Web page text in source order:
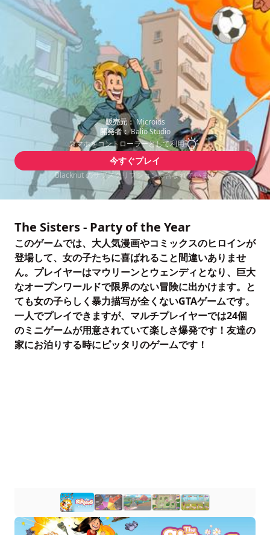
販売元：Microids
開発者：Balio Studio
スマホをコントローラーとして利用
今すぐプレイ
Blacknut のサブスクリプションに含まれています
The Sisters - Party of the Year
このゲームでは、大人気漫画やコミックスのヒロインが
登場して、女の子たちに喜ばれること間違いありませ
ん。プレイヤーはマウリーンとウェンディとなり、巨大
なオープンワールドで限界のない冒険に出かけます。と
ても女の子らしく暴力描写が全くないGTAゲームです。
一人でプレイできますが、マルチプレイヤーでは24個
のミニゲームが用意されていて楽しさ爆発です！友達の
家にお泊りする時にピッタリのゲームです！